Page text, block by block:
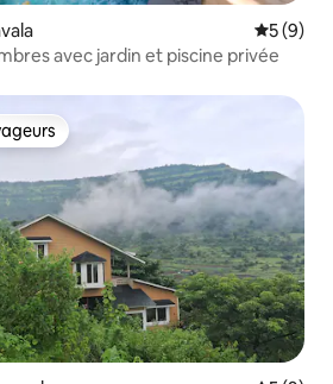
5 (9)
avec jardin et piscine privée
les plus appréciés